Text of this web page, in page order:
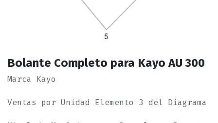
Bolante Completo para Kayo AU 300
Marca Kayo
Ventas por Unidad Elemento 3 del Diagrama